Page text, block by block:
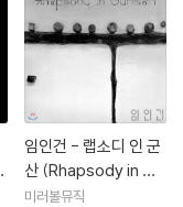
임인건 - 랩소디 인 군
산 (Rhapsody in Gu
nsan)
미러볼뮤직